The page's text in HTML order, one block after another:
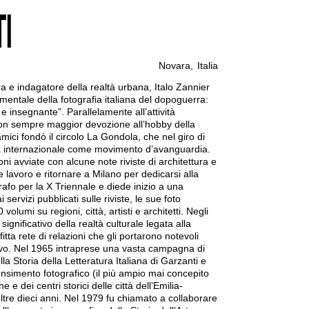
Novara
Italia
e indagatore della realtà urbana, Italo Zannier
della fotografia italiana del dopoguerra:
insegnante”. Parallelamente all’attività
sempre maggior devozione all’hobby della
fondò il circolo La Gondola, che nel giro di
come movimento d’avanguardia.
avviate con alcune note riviste di architettura e
lavoro e ritornare a Milano per dedicarsi alla
per la X Triennale e diede inizio a una
servizi pubblicati sulle riviste, le sue foto
volumi su regioni, città, artisti e architetti. Negli
della realtà culturale legata alla
rete di relazioni che gli portarono notevoli
Nel 1965 intraprese una vasta campagna di
Storia della Letteratura Italiana di Garzanti e
fotografico (il più ampio mai concepito
e dei centri storici delle città dell’Emilia-
dieci anni. Nel 1979 fu chiamato a collaborare